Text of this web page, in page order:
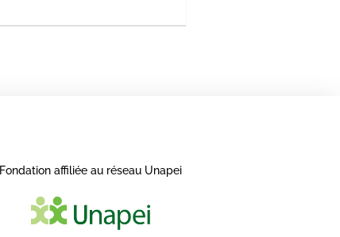
Fondation affiliée au réseau Unapei